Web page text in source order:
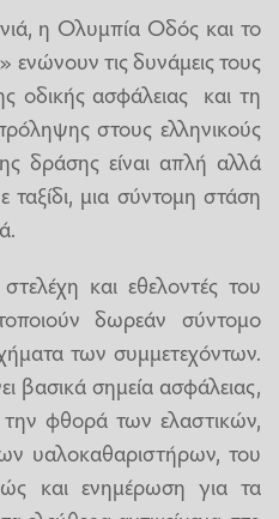
η Ολυμπία Οδός και το
τις δυνάμεις τους
οδικής ασφάλειας και τη
στους ελληνικούς
δράσης είναι απλή αλλά
ταξίδι, μια σύντομη στάση
και εθελοντές του
δωρεάν σύντομο
των συμμετεχόντων.
βασικά σημεία ασφάλειας,
φθορά των ελαστικών,
υαλοκαθαριστήρων, του
και ενημέρωση για τα